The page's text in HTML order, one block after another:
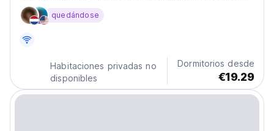
Uzbekistán. Un lugar ideal para conocer a otros
viajeros y descubrir la cultura local. (Auto-translated
quedándose
Habitaciones privadas no
disponibles
Dormitorios desde
€19.29